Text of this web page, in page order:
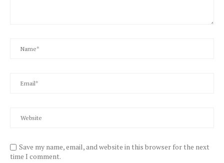
Save my name, email, and website in this browser for the next
time I comment.